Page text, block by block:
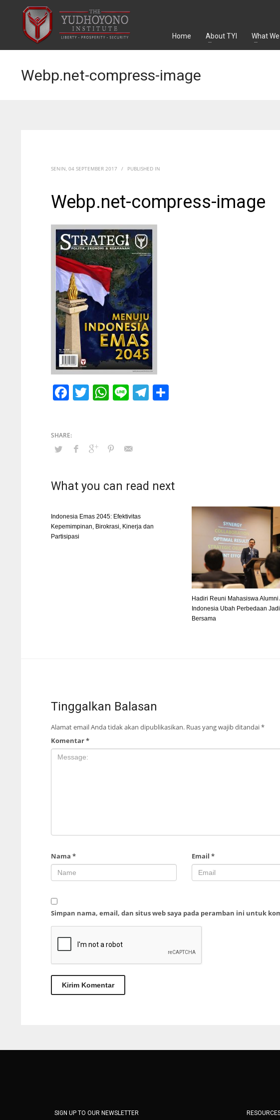
Home About TYI What
Webp.net-compress-image
SENIN, 04 SEPTEMBER 2017 / PUBLISHED IN
Webp.net-compress-image
Facebook
Twitter
WhatsApp
LineTelegram
What you can read next
Indonesia Emas 2045: Efektivitas
Kepemimpinan, Birokrasi, Kinerja dan
Partisipasi
Hadiri Reuni Mahasiswa Alumni
Indonesia Ubah Perbedaan
Bersama
Tinggalkan Balasan
Alamat email Anda tidak akan dipublikasikan. Ruas yang wajib ditandai*
Komentar*
Nama * Email*
Simpan nama, email, dan situs web saya pada peramban ini untuk
SIGN UP TO OUR NEWSLETTER